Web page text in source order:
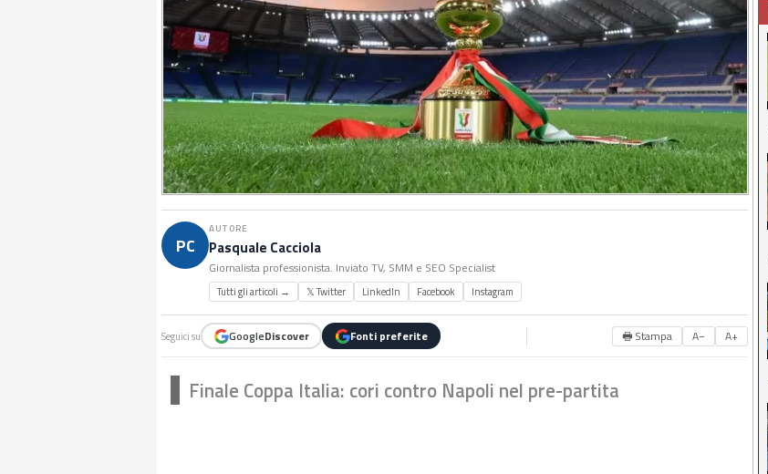
PC
AUTORE
Pasquale Cacciola
Giornalista professionista. Inviato TV, SMM e SEO Specialist
Tutti gli articoli → 𝕏 Twitter LinkedIn Facebook Instagram
Seguici su GoogleDiscover Fonti preferite 🖶 Stampa A− A+
Finale Coppa Italia: cori contro Napoli nel pre-partita